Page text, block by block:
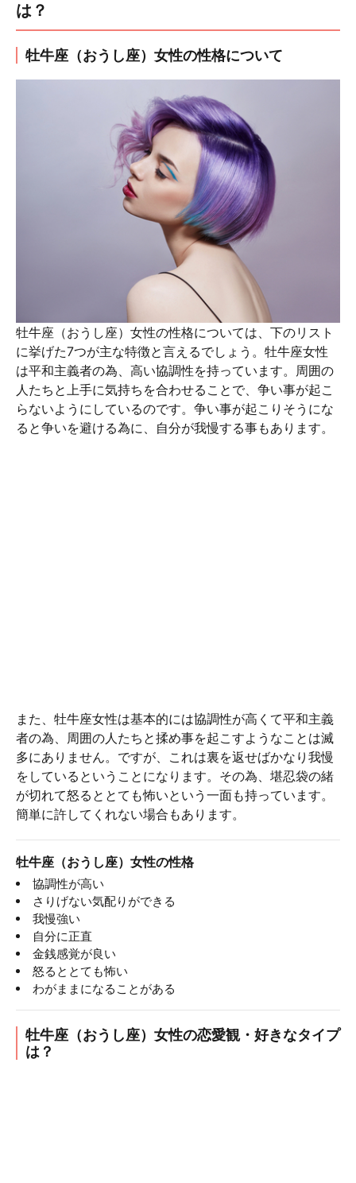
は？
牡牛座（おうし座）女性の性格について
牡牛座（おうし座）女性の性格については、下のリスト
に挙げた7つが主な特徴と言えるでしょう。牡牛座女性
は平和主義者の為、高い協調性を持っています。周囲の
人たちと上手に気持ちを合わせることで、争い事が起こ
らないようにしているのです。争い事が起こりそうにな
ると争いを避ける為に、自分が我慢する事もあります。
また、牡牛座女性は基本的には協調性が高くて平和主義
者の為、周囲の人たちと揉め事を起こすようなことは滅
多にありません。ですが、これは裏を返せばかなり我慢
をしているということになります。その為、堪忍袋の緒
が切れて怒るととても怖いという一面も持っています。
簡単に許してくれない場合もあります。
牡牛座（おうし座）女性の性格
協調性が高い
さりげない気配りができる
我慢強い
自分に正直
金銭感覚が良い
怒るととても怖い
わがままになることがある
牡牛座（おうし座）女性の恋愛観・好きなタイプ
は？